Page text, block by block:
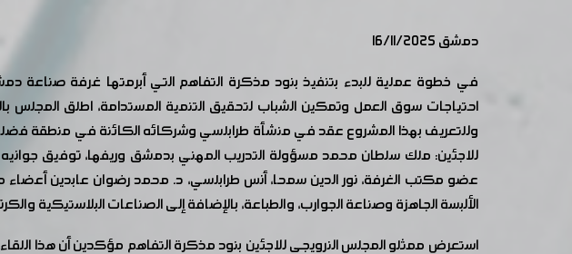
دمشق 16/11/2025
في خطوة عملية للبدء بتنفيذ بنود مذكرة التفاهم التي أبرمتها غرفة صناعة
احتياجات سوق العمل وتمكين الشباب لتحقيق التنمية المستدامة، اطلق
للاجئين: ملك سلطان محمد مسؤولة التدريب المهني بدمشق وريفها، توفيق
الألبسة الجاهزة وصناعة الجوارب، والطباعة، بالإضافة إلى الصناعات البلاستيكية
استعرض ممثلو المجلس النرويجي للاجئين بنود مذكرة التفاهم مؤكدين أن هذا